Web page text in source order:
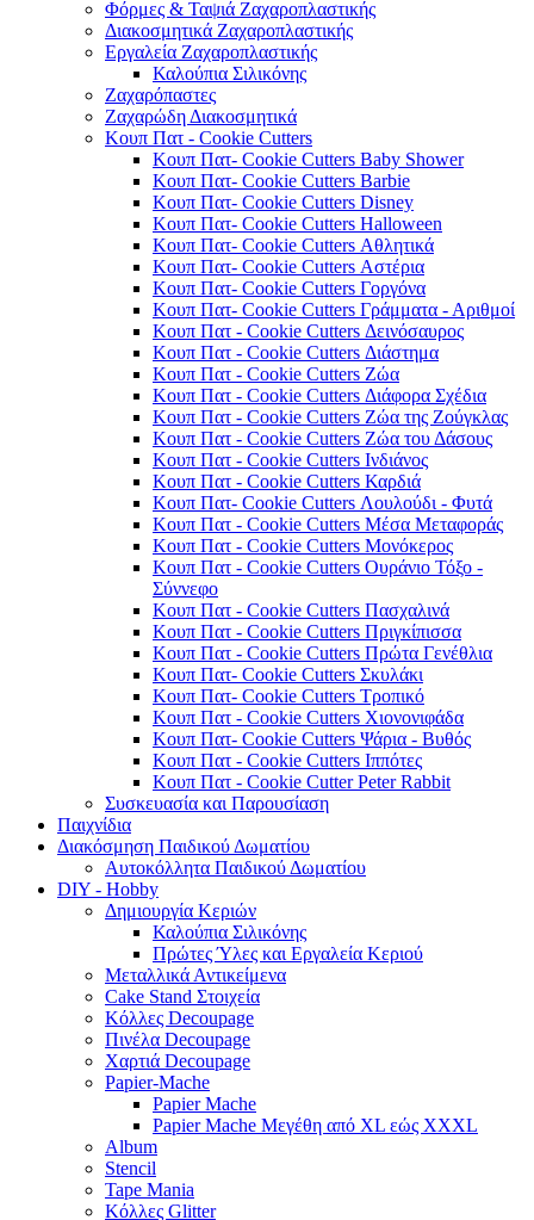
Φόρμες & Ταψιά Ζαχαροπλαστικής
Διακοσμητικά Ζαχαροπλαστικής
Εργαλεία Ζαχαροπλαστικής
Καλούπια Σιλικόνης
Ζαχαρόπαστες
Ζαχαρώδη Διακοσμητικά
Κουπ Πατ - Cookie Cutters
Κουπ Πατ- Cookie Cutters Baby Shower
Κουπ Πατ- Cookie Cutters Barbie
Κουπ Πατ- Cookie Cutters Disney
Κουπ Πατ- Cookie Cutters Halloween
Κουπ Πατ- Cookie Cutters Αθλητικά
Κουπ Πατ- Cookie Cutters Αστέρια
Κουπ Πατ- Cookie Cutters Γοργόνα
Κουπ Πατ- Cookie Cutters Γράμματα - Αριθμοί
Κουπ Πατ - Cookie Cutters Δεινόσαυρος
Κουπ Πατ - Cookie Cutters Διάστημα
Κουπ Πατ - Cookie Cutters Ζώα
Κουπ Πατ - Cookie Cutters Διάφορα Σχέδια
Κουπ Πατ - Cookie Cutters Ζώα της Ζούγκλας
Κουπ Πατ - Cookie Cutters Ζώα του Δάσους
Κουπ Πατ - Cookie Cutters Ινδιάνος
Κουπ Πατ - Cookie Cutters Καρδιά
Κουπ Πατ- Cookie Cutters Λουλούδι - Φυτά
Κουπ Πατ - Cookie Cutters Μέσα Μεταφοράς
Κουπ Πατ - Cookie Cutters Μονόκερος
Κουπ Πατ - Cookie Cutters Ουράνιο Τόξο -
Σύννεφο
Κουπ Πατ - Cookie Cutters Πασχαλινά
Κουπ Πατ - Cookie Cutters Πριγκίπισσα
Κουπ Πατ - Cookie Cutters Πρώτα Γενέθλια
Κουπ Πατ- Cookie Cutters Σκυλάκι
Κουπ Πατ- Cookie Cutters Τροπικό
Κουπ Πατ - Cookie Cutters Χιονονιφάδα
Κουπ Πατ- Cookie Cutters Ψάρια - Βυθός
Κουπ Πατ - Cookie Cutters Ιππότες
Κουπ Πατ - Cookie Cutter Peter Rabbit
Συσκευασία και Παρουσίαση
Παιχνίδια
Διακόσμηση Παιδικού Δωματίου
Αυτοκόλλητα Παιδικού Δωματίου
DIY - Hobby
Δημιουργία Κεριών
Καλούπια Σιλικόνης
Πρώτες Ύλες και Εργαλεία Κεριού
Μεταλλικά Αντικείμενα
Cake Stand Στοιχεία
Κόλλες Decoupage
Πινέλα Decoupage
Χαρτιά Decoupage
Papier-Mache
Papier Mache
Papier Mache Μεγέθη από XL εώς XXXL
Album
Stencil
Tape Mania
Κόλλες Glitter